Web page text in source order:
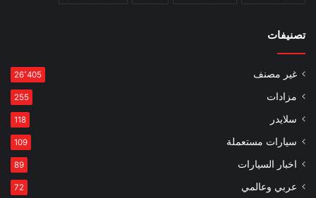
تصنيفات
غير مصنف 26٬405
مزادات 255
سلايدر 118
سيارات مستعملة 109
اخبار السيارات 89
عربي وعالمي 72